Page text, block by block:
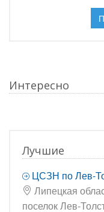
Интересно
Лучшие
ЦСЗН по Лев-
Липецкая
поселок Лев-